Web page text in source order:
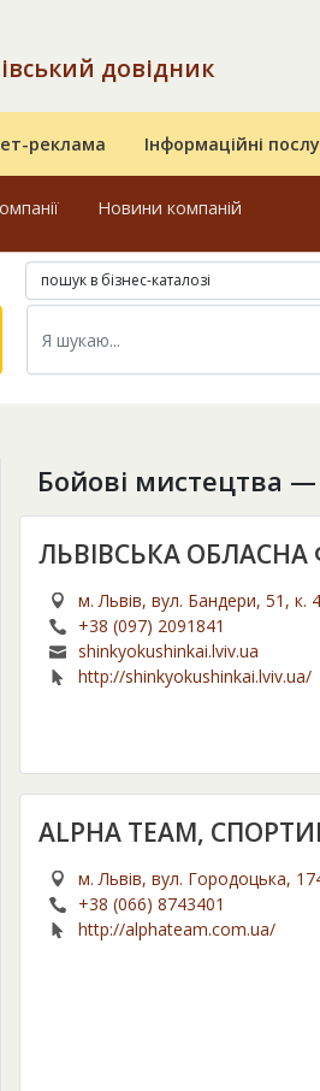
довідник
реклама Інформаційні
Новини компаній
пошук в бізнес-каталозі
Бойові мистецтва —
ЛЬВІВСЬКА
м. Львів, вул. Бандери, 51, к. 4
+38 (097) 2091841
shinkyokushinkai.lviv.ua
http://shinkyokushinkai.lviv.ua/
ALPHA TEAM,
м. Львів, вул. Городоцька,
+38 (066) 8743401
http://alphateam.com.ua/